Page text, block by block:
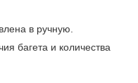
в ручную.
багета и количества